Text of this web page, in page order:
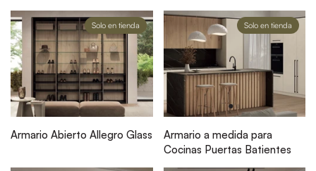
Armario Abierto Allegro Glass
Solo en tienda
Armario a medida para
Cocinas Puertas Batientes
Solo en tienda